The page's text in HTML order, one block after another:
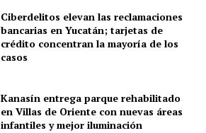
Ciberdelitos elevan las reclamaciones
bancarias en Yucatán; tarjetas de
crédito concentran la mayoría de los
casos
Kanasín entrega parque rehabilitado
en Villas de Oriente con nuevas áreas
infantiles y mejor iluminación